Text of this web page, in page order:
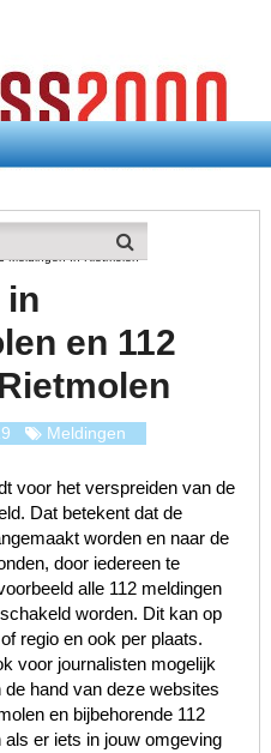
Meldingen In Rietmolen
in
en 112
Meldingen
voor het verspreiden van de
Dat betekent dat de
worden en naar de
door iedereen te
alle 112 meldingen
worden. Dit kan op
regio en ook per plaats.
voor journalisten mogelijk
hand van deze websites
en bijbehorende 112
er iets in jouw omgeving